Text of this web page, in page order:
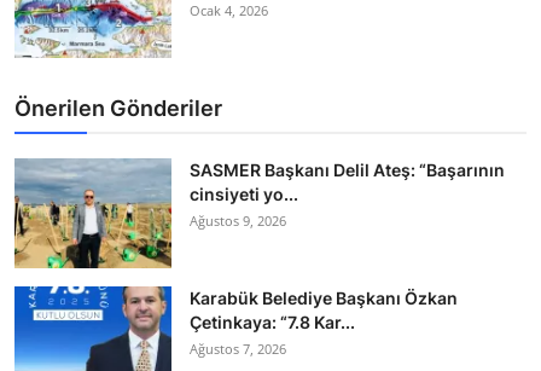
Ocak 4, 2026
Önerilen Gönderiler
SASMER Başkanı Delil Ateş: “Başarının
cinsiyeti yo...
Ağustos 9, 2026
Karabük Belediye Başkanı Özkan
Çetinkaya: “7.8 Kar...
Ağustos 7, 2026